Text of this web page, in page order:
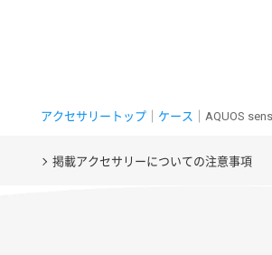
アクセサリートップ ケース ｜AQUOS
掲載アクセサリーについての注意事項